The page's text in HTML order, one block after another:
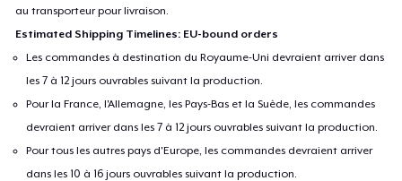
au transporteur pour livraison.
Estimated Shipping Timelines: EU-bound orders
Les commandes à destination du Royaume-Uni devraient arriver dans
les 7 à 12 jours ouvrables suivant la production.
Pour la France, l'Allemagne, les Pays-Bas et la Suède, les commandes
devraient arriver dans les 7 à 12 jours ouvrables suivant la production.
Pour tous les autres pays d'Europe, les commandes devraient arriver
dans les 10 à 16 jours ouvrables suivant la production.